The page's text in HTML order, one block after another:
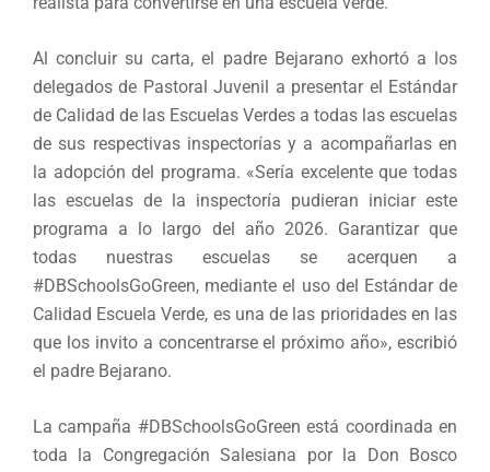
Al concluir su carta, el padre Bejarano exhortó a los
delegados de Pastoral Juvenil a presentar el Estándar
de Calidad de las Escuelas Verdes a todas las escuelas
de sus respectivas inspectorías y a acompañarlas en
la adopción del programa. «Sería excelente que todas
las escuelas de la inspectoría pudieran iniciar este
programa a lo largo del año 2026. Garantizar que
todas nuestras escuelas se acerquen a
#DBSchoolsGoGreen, mediante el uso del Estándar de
Calidad Escuela Verde, es una de las prioridades en las
que los invito a concentrarse el próximo año», escribió
el padre Bejarano.
La campaña #DBSchoolsGoGreen está coordinada en
toda la Congregación Salesiana por la Don Bosco